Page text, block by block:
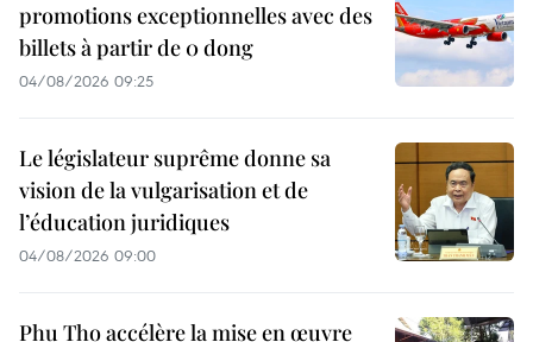
promotions exceptionnelles avec des
billets à partir de 0 dong
04/08/2026 09:25
Le législateur suprême donne sa
vision de la vulgarisation et de
l’éducation juridiques
04/08/2026 09:00
Phu Tho accélère la mise en œuvre